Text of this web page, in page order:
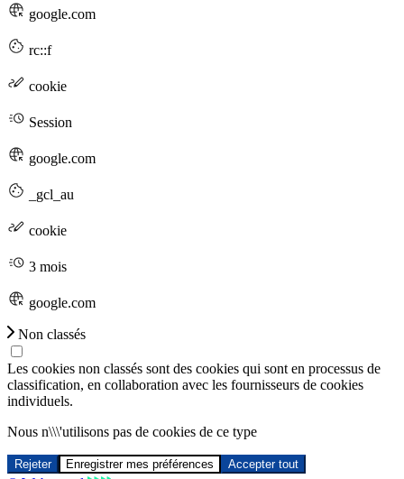
google.com
rc::f
cookie
Session
google.com
_gcl_au
cookie
3 mois
google.com
Non classés
Les cookies non classés sont des cookies qui sont en processus de
classification, en collaboration avec les fournisseurs de cookies
individuels.
Nous n\\\'utilisons pas de cookies de ce type
Rejeter Enregistrer mes préférences Accepter tout